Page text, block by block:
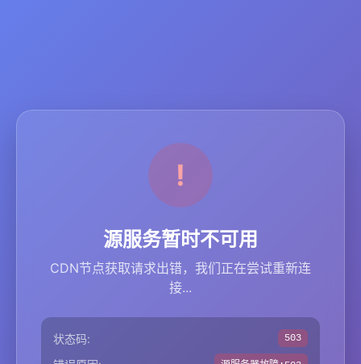
源服务暂时不可用
CDN节点获取请求出错，我们正在尝试重新连
接...
状态码: 503